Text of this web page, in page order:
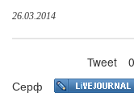
26.03.2014
Tweet
0
Серф